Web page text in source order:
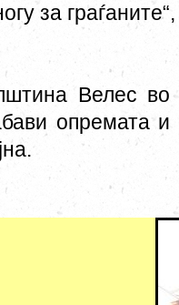
за
Велес во
опремата и